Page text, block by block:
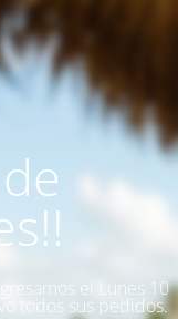
el Lunes 10
todos sus pedidos.